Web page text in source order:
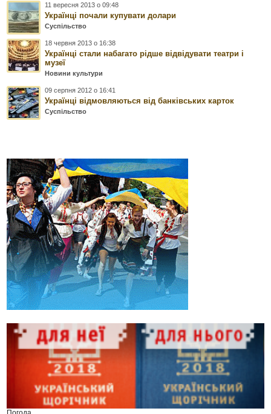
11 вересня 2013 о 09:48
Українці почали купувати долари
Суспільство
18 червня 2013 о 16:38
Українці стали набагато рідше відвідувати театри і
музеї
Новини культури
09 серпня 2012 о 16:41
Українці відмовляються від банківських карток
Суспільство